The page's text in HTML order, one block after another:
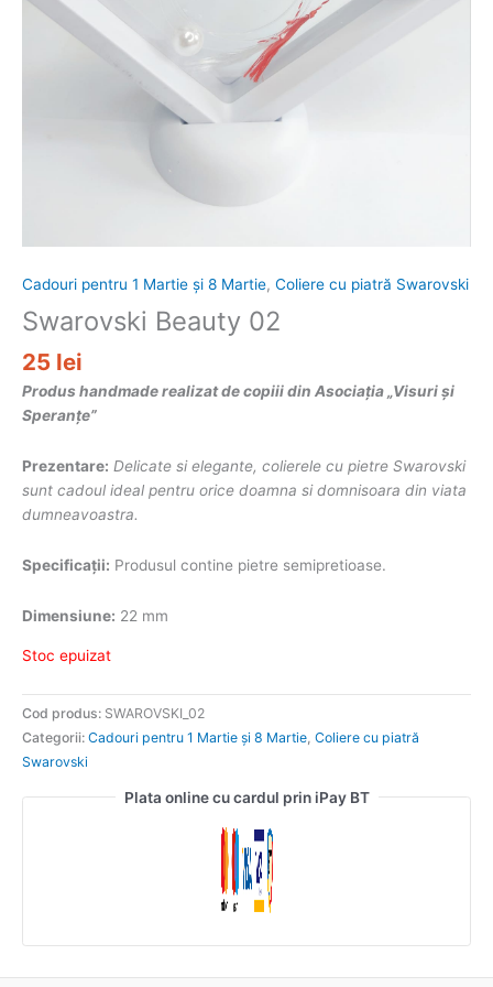
Cadouri pentru 1 Martie și 8 Martie, Coliere cu piatră Swarovski
Swarovski Beauty 02
25 lei
Produs handmade realizat de copiii din Asociația „Visuri și
Speranțe”
Prezentare: Delicate si elegante, colierele cu pietre Swarovski
sunt cadoul ideal pentru orice doamna si domnisoara din viata
dumneavoastra.
Specificații: Produsul contine pietre semipretioase.
Dimensiune: 22 mm
Stoc epuizat
Cod produs: SWAROVSKI_02
Categorii: Cadouri pentru 1 Martie și 8 Martie Coliere cu piatră
Swarovski
Plata online cu cardul prin iPay BT